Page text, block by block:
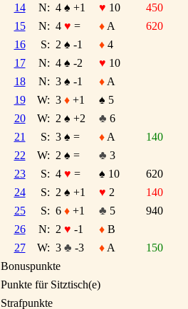
14
N: 4 ♠ +1 ♥ 10 450
15
N: 4 ♥ = ♦A 620
16
S: 2 ♠ -1 ♦4
17
N: 4 ♠ -2 ♥ 10
18
N: 3 ♠ -1 ♦A
19
W: 3 ♦+1 ♠ 5
20
W: 2 ♠ +2 ♣ 6
21
S: 3 ♠ = ♦A 140
22
W: 2 ♠ = ♣ 3
23
S: 4 ♥ = ♠ 10 620
24
S: 2 ♠ +1 ♥ 2 140
25
S: 6 ♦+1 ♣ 5 940
26
N: 2 ♥ -1 ♦B
27
W: 3 ♣ -3 ♦A 150
Bonuspunkte
Punkte für Sitztisch(e)
Strafpunkte